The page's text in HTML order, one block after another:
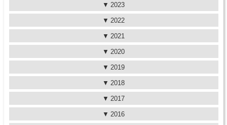
2023
2022
2021
2020
2019
2018
2017
2016